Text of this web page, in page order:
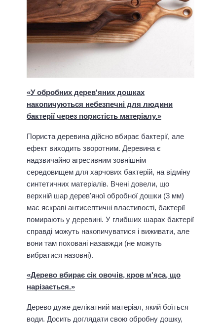
«У обробних дерев'яних дошках
накопичуються небезпечні для людини
бактерії через пористість матеріалу.»
Пориста деревина дійсно вбирає бактерії, але
ефект виходить зворотним. Деревина є
надзвичайно агресивним зовнішнім
середовищем для харчових бактерій, на відміну
синтетичних матеріалів. Вчені довели, що
верхній шар дерев'яної обробної дошки (3 мм)
має яскраві антисептичні властивості, бактерії
помирають у деревині. У глибших шарах бактерії
справді можуть накопичуватися і виживати, але
вони там поховані назавжди (не можуть
вибратися назовні).
«Дерево вбирає сік овочів, кров м'яса, що
нарізається.»
Дерево дуже делікатний матеріал, який боїться
води. Досить доглядати свою обробну дошку,